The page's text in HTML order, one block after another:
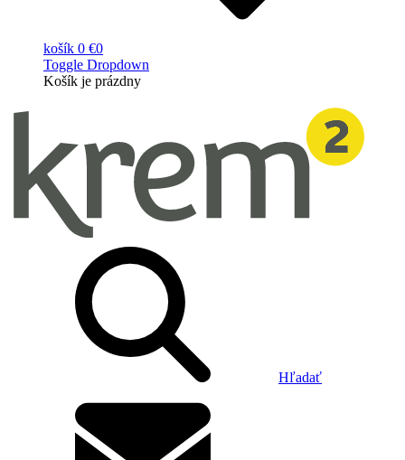
košík 0 €0
Toggle Dropdown
Košík je prázdny
Hľadať